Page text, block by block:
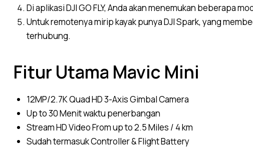
Di aplikasi DJI GO FLY, Anda akan menemukan beberapa
Untuk remotenya mirip kayak punya DJI Spark, yang
terhubung.
Fitur Utama Mavic Mini
12MP/2.7K Quad HD 3-Axis Gimbal Camera
Up to 30 Menit waktu penerbangan
Stream HD Video From up to 2.5 Miles / 4 km
Sudah termasuk Controller & Flight Battery